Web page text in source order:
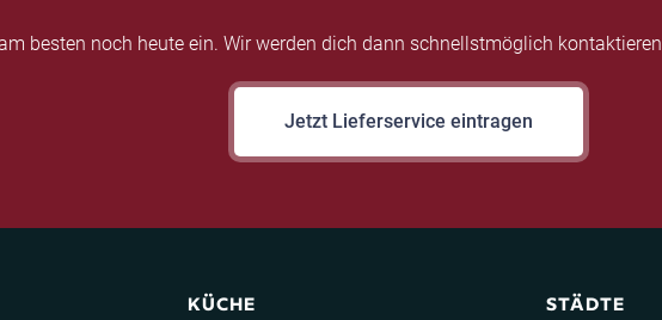
besten noch heute ein. Wir werden dich dann schnellstmöglich
Jetzt Lieferservice eintragen
KÜCHE STÄDTE